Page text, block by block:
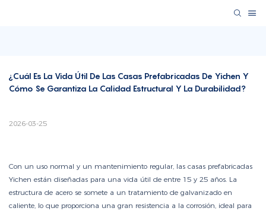
¿Cuál Es La Vida Útil De Las Casas Prefabricadas De Yichen Y
Cómo Se Garantiza La Calidad Estructural Y La Durabilidad?
2026-03-25
Con un uso normal y un mantenimiento regular, las casas prefabricadas
Yichen están diseñadas para una vida útil de entre 15 y 25 años. La
estructura de acero se somete a un tratamiento de galvanizado en
caliente, lo que proporciona una gran resistencia a la corrosión, ideal para